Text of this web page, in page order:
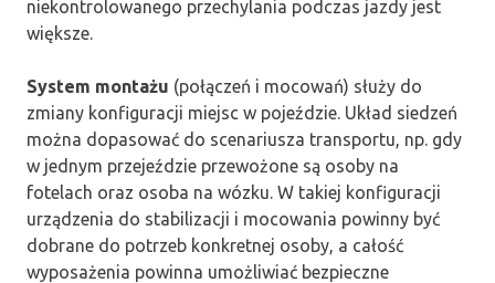
niekontrolowanego przechylania podczas jazdy jest
większe.
System montażu (połączeń i mocowań) służy do
zmiany konfiguracji miejsc w pojeździe. Układ siedzeń
można dopasować do scenariusza transportu, np. gdy
w jednym przejeździe przewożone są osoby na
fotelach oraz osoba na wózku. W takiej konfiguracji
urządzenia do stabilizacji i mocowania powinny być
dobrane do potrzeb konkretnej osoby, a całość
wyposażenia powinna umożliwiać bezpieczne